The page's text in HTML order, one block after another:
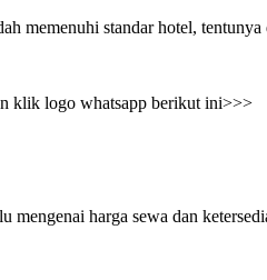
memenuhi standar hotel,
klik logo whatsapp berikut ini>>>
mengenai harga sewa dan